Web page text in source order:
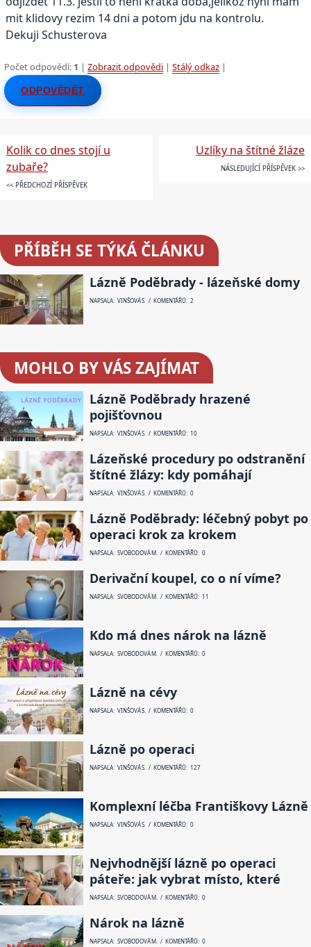
mit klidovy rezim 14 dni a potom jdu na kontrolu.
Dekuji Schusterova
Počet odpovědí: 1 |Zobrazit odpovědi |Stálý odkaz |
ODPOVĚDĚT
Kolik co dnes stojí u
zubaře?
<< PŘEDCHOZÍ PŘÍSPĚVEK
Uzlíky na štítné žláze
NÁSLEDUJÍCÍ PŘÍSPĚVEK >>
PŘÍBĚH SE TÝKÁ ČLÁNKU
Lázně Poděbrady - lázeňské domy
NAPSALA: VINŠOVÁ S. / KOMENTÁŘŮ: 2
MOHLO BY VÁS ZAJÍMAT
Lázně Poděbrady hrazené
pojišťovnou
NAPSALA: VINŠOVÁ S. / KOMENTÁŘŮ: 10
Lázeňské procedury po odstranění
štítné žlázy: kdy pomáhají
NAPSALA: VINŠOVÁ S. / KOMENTÁŘŮ: 0
Lázně Poděbrady: léčebný pobyt po
operaci krok za krokem
NAPSALA: SVOBODOVÁ M. / KOMENTÁŘŮ: 0
Derivační koupel, co o ní víme?
NAPSALA: SVOBODOVÁ M. / KOMENTÁŘŮ: 11
Kdo má dnes nárok na lázně
NAPSALA: SVOBODOVÁ M. / KOMENTÁŘŮ: 0
Lázně na cévy
NAPSALA: VINŠOVÁ S. / KOMENTÁŘŮ: 0
Lázně po operaci
NAPSALA: VINŠOVÁ S. / KOMENTÁŘŮ: 127
Komplexní léčba Františkovy Lázně
NAPSALA: VINŠOVÁ S. / KOMENTÁŘŮ: 0
Nejvhodnější lázně po operaci
páteře: jak vybrat místo, které
NAPSALA: SVOBODOVÁ M. / KOMENTÁŘŮ: 0
Nárok na lázně
NAPSALA: SVOBODOVÁ M. / KOMENTÁŘŮ: 0